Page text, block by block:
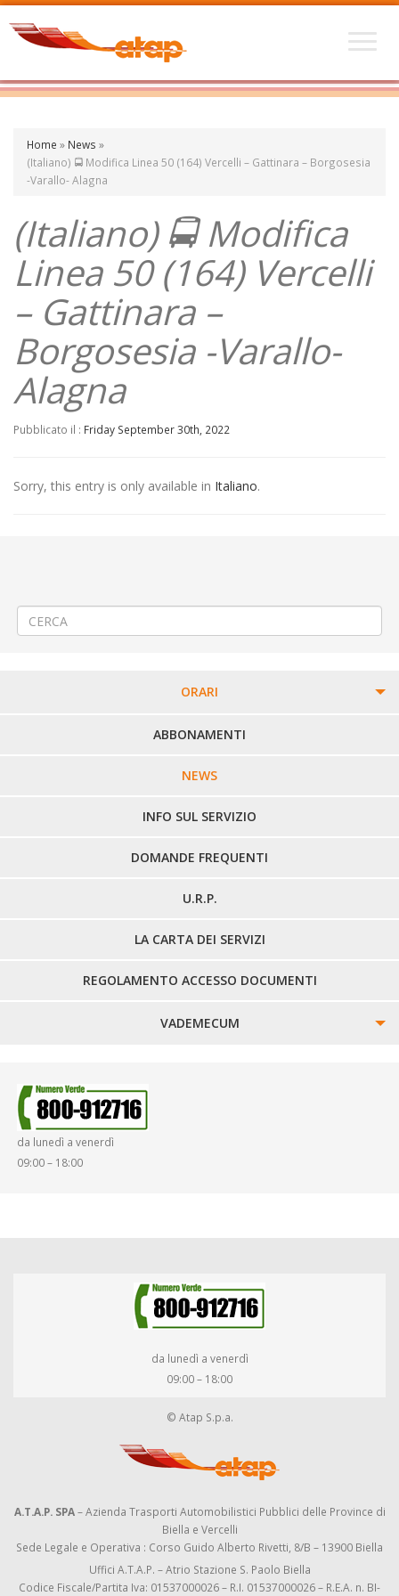
Home » News »
(Italiano) 🚍 Modifica Linea 50 (164) Vercelli – Gattinara – Borgosesia
-Varallo- Alagna
(Italiano) 🚍 Modifica
Linea 50 (164) Vercelli
– Gattinara –
Borgosesia -Varallo-
Alagna
Pubblicato il : Friday September 30th, 2022
Sorry, this entry is only available in Italiano.
ORARI
PERCORSI URBANI IN BIELLA
LINEE URBANE VERCELLI
LINEE EXTRAURBANE
ABBONAMENTI
NEWS
INFO SUL SERVIZIO
DOMANDE FREQUENTI
U.R.P.
LA CARTA DEI SERVIZI
REGOLAMENTO ACCESSO DOCUMENTI
VADEMECUM
SMARRIMENTO OGGETTI
da lunedì a venerdì
09:00 – 18:00
da lunedì a venerdì
09:00 – 18:00
© Atap S.p.a.
A.T.A.P. SPA– Azienda Trasporti Automobilistici Pubblici delle Province di
Biella e Vercelli
Sede Legale e Operativa : Corso Guido Alberto Rivetti, 8/B – 13900 Biella
Uffici A.T.A.P. – Atrio Stazione S. Paolo Biella
Codice Fiscale/Partita Iva: 01537000026 – R.I. 01537000026 – R.E.A. n. BI-